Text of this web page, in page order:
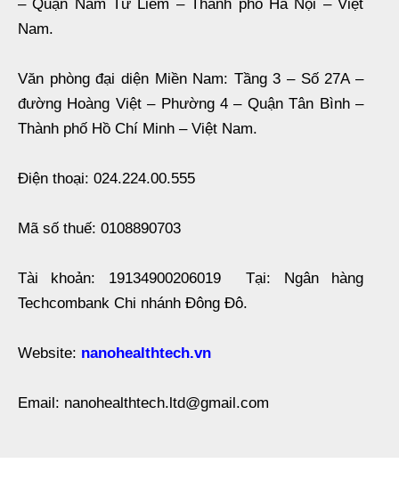
– Quận Nam Từ Liêm – Thành phố Hà Nội – Việt
Nam.
Văn phòng đại diện Miền Nam: Tầng 3 – Số 27A –
đường Hoàng Việt – Phường 4 – Quận Tân Bình –
Thành phố Hồ Chí Minh – Việt Nam.
Điện thoại: 024.224.00.555
Mã số thuế: 0108890703
Tài khoản: 19134900206019 Tại: Ngân hàng
Techcombank Chi nhánh Đông Đô.
Website: nanohealthtech.vn
Email: nanohealthtech.ltd@gmail.com